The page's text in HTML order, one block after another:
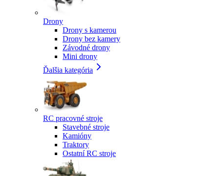
Drony
Drony s kamerou
Drony bez kamery
Závodné drony
Mini drony
Ďalšia kategória
RC pracovné stroje
Stavebné stroje
Kamióny
Traktory
Ostatní RC stroje